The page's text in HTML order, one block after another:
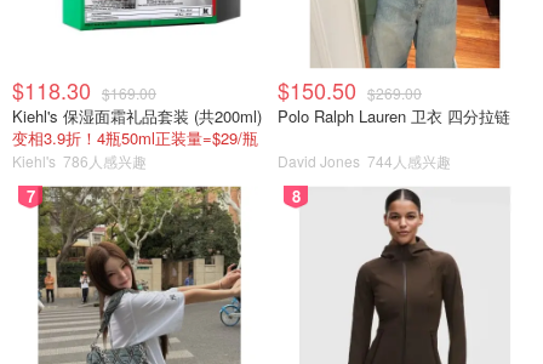
$118.30 $169.00
Kiehl's 保湿面霜礼品套装 (共200ml)
变相3.9折！4瓶50ml正装量=$29/瓶
Kiehl's 786人感兴趣
$150.50 $269.00
Polo Ralph Lauren 卫衣 四分拉链
David Jones 744人感兴趣
7 8